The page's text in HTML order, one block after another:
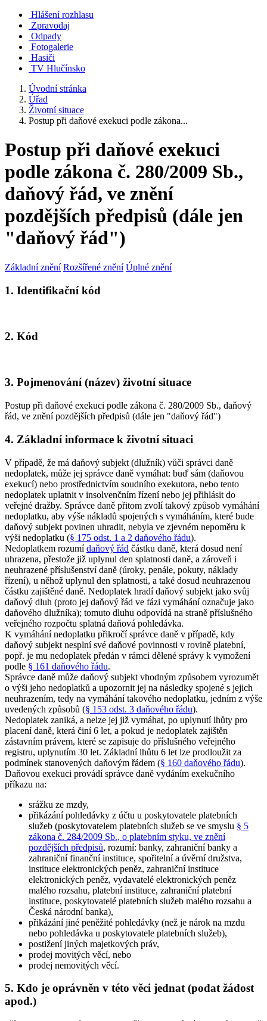
Hlášení rozhlasu
Zpravodaj
Odpady
Fotogalerie
Hasiči
TV Hlučínsko
Úvodní stránka
Úřad
Životní situace
Postup při daňové exekuci podle zákona...
Postup při daňové exekuci
podle zákona č. 280/2009 Sb.,
daňový řád, ve znění
pozdějších předpisů (dále jen
"daňový řád")
Základní znění Rozšířené znění Úplné znění
1. Identifikační kód
2. Kód
3. Pojmenování (název) životní situace
Postup při daňové exekuci podle zákona č. 280/2009 Sb., daňový
řád, ve znění pozdějších předpisů (dále jen "daňový řád")
4. Základní informace k životní situaci
V případě, že má daňový subjekt (dlužník) vůči správci daně
nedoplatek, může jej správce daně vymáhat: buď sám (daňovou
exekucí) nebo prostřednictvím soudního exekutora, nebo tento
nedoplatek uplatnit v insolvenčním řízení nebo jej přihlásit do
veřejné dražby. Správce daně přitom zvolí takový způsob vymáhání
nedoplatku, aby výše nákladů spojených s vymáháním, které bude
daňový subjekt povinen uhradit, nebyla ve zjevném nepoměru k
výši nedoplatku (§ 175 odst. 1 a 2 daňového řádu).
Nedoplatkem rozumídaňový řád částku daně, která dosud není
uhrazena, přestože již uplynul den splatnosti daně, a zároveň i
neuhrazené příslušenství daně (úroky, penále, pokuty, náklady
řízení), u něhož uplynul den splatnosti, a také dosud neuhrazenou
částku zajištěné daně. Nedoplatek hradí daňový subjekt jako svůj
daňový dluh (proto jej daňový řád ve fázi vymáhání označuje jako
daňového dlužníka); tomuto dluhu odpovídá na straně příslušného
veřejného rozpočtu splatná daňová pohledávka.
K vymáhání nedoplatku přikročí správce daně v případě, kdy
daňový subjekt nesplní své daňové povinnosti v rovině platební,
popř. je mu nedoplatek předán v rámci dělené správy k vymožení
podle § 161 daňového řádu.
Správce daně může daňový subjekt vhodným způsobem vyrozumět
o výši jeho nedoplatků a upozornit jej na následky spojené s jejich
neuhrazením, tedy na vymáhání takového nedoplatku, jedním z výše
uvedených způsobů (§ 153 odst. 3 daňového řádu).
Nedoplatek zaniká, a nelze jej již vymáhat, po uplynutí lhůty pro
placení daně, která činí 6 let, a pokud je nedoplatek zajištěn
zástavním právem, které se zapisuje do příslušného veřejného
registru, uplynutím 30 let. Základní lhůtu 6 let lze prodloužit za
podmínek stanovených daňovým řádem (§ 160 daňového řádu).
Daňovou exekuci provádí správce daně vydáním exekučního
příkazu na:
srážku ze mzdy,
přikázání pohledávky z účtu u poskytovatele platebních
služeb (poskytovatelem platebních služeb se ve smyslu § 5
zákona č. 284/2009 Sb., o platebním styku, ve znění
pozdějších předpisů, rozumí: banky, zahraniční banky a
zahraniční finanční instituce, spořitelní a úvěrní družstva,
instituce elektronických peněz, zahraniční instituce
elektronických peněz, vydavatelé elektronických peněz
malého rozsahu, platební instituce, zahraniční platební
instituce, poskytovatelé platebních služeb malého rozsahu a
Česká národní banka),
přikázání jiné peněžité pohledávky (než je nárok na mzdu
nebo pohledávka u poskytovatele platebních služeb),
postižení jiných majetkových práv,
prodej movitých věcí, nebo
prodej nemovitých věcí.
5. Kdo je oprávněn v této věci jednat (podat žádost
apod.)